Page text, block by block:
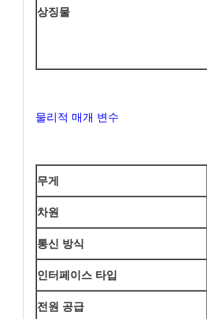
상징물
물리적 매개 변수
무게
차원
통신 방식
인터페이스 타입
전원 공급